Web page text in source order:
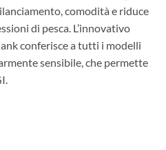
comodità e riduce
di pesca. L’innovativo
conferisce a tutti i modelli
sensibile, che permette